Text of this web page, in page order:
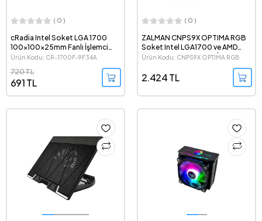
( 0 )
cRadia Intel Soket LGA 1700
100x100x25mm Fanlı İşlemci
Soğutucu
Ürün Kodu: CR-1700F-9F34A
691 TL
720 TL
( 0 )
ZALMAN CNPS9X OPTIMA RGB
Soket Intel LGA1700 ve AMD
AM5 Destekli Kule Tipi İşlemci
Ürün Kodu: CNPS9X OPTIMA RGB
2.424 TL